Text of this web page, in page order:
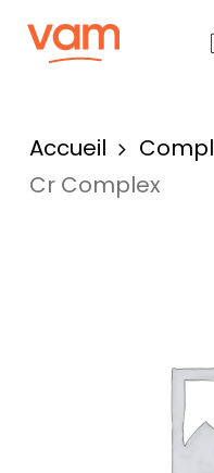
Skip
Accueil
Cr Complex